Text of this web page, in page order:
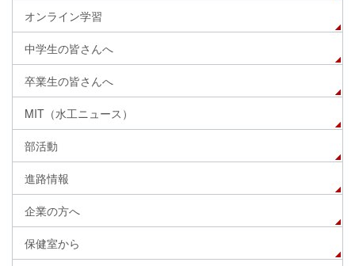
オンライン学習
中学生の皆さんへ
卒業生の皆さんへ
MIT（水工ニュース）
部活動
進路情報
企業の方へ
保健室から